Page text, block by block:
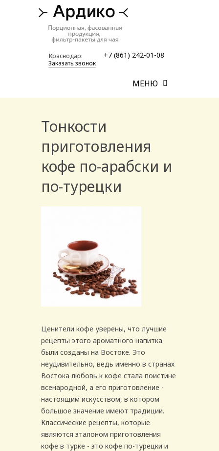
Краснодар: +7 (861) 242-01-08
Заказать звонок
МЕНЮ
Тонкости
приготовления
кофе по-арабски и
по-турецки
Ценители кофе уверены, что лучшие
рецепты этого ароматного напитка
были созданы на Востоке. Это
неудивительно, ведь именно в странах
Востока любовь к кофе стала поистине
всенародной, а его приготовление -
настоящим искусством, в котором
большое значение имеют традиции.
Классические рецепты, которые
являются эталоном приготовления
кофе в турке - это кофе по-турецки и